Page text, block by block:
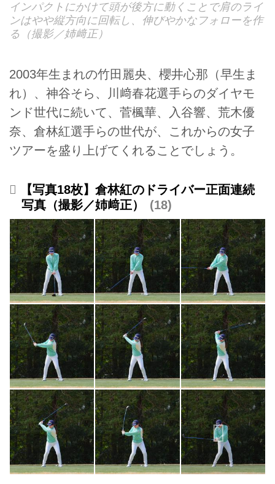
インパクトにかけて頭が後方に動くことで肩のライ
ンはやや縦方向に回転し、伸びやかなフォローを作
る（撮影／姉﨑正）
2003年生まれの竹田麗央、櫻井心那（早生ま
れ）、神谷そら、川﨑春花選手らのダイヤモ
ンド世代に続いて、菅楓華、入谷響、荒木優
奈、倉林紅選手らの世代が、これからの女子
ツアーを盛り上げてくれることでしょう。
【写真18枚】倉林紅のドライバー正面連続
写真（撮影／姉﨑正）
18